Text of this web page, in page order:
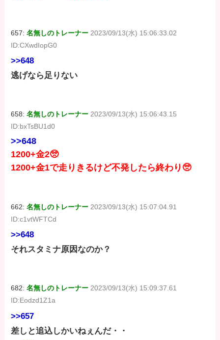
657:名無しのトレーナー 2023/09/13(水) 15:06:33.02
ID:CXwdIopG0
>>648
逃げなら足りない
658:名無しのトレーナー 2023/09/13(水) 15:06:43.15
ID:bxTsBU1d0
>>648
1200+金2🥺
1200+金1で走りきるけど不発したら終わり🥺
662:名無しのトレーナー 2023/09/13(水) 15:07:04.91
ID:c1vtWFTCd
>>648
それスタミナ原因なのか？
682:名無しのトレーナー 2023/09/13(水) 15:09:37.61
ID:Eodzd1Z1a
>>657
差しと追込しかいねぇんだ・・